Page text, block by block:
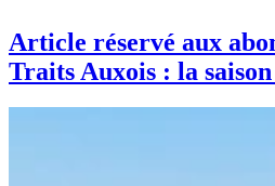
Article réservé aux
Traits Auxois : la